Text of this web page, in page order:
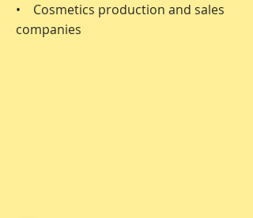
• Cosmetics production and sales
companies